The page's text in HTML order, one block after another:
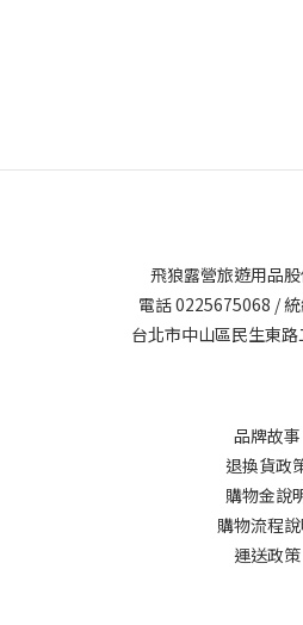
飛狼露營旅遊用品
電話 0225675068 /
台北市中山區民生東
品牌故事
退換貨政
購物金說
購物流程
運送政策